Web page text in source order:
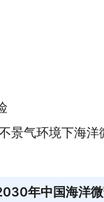
景气环境下海洋
年中国海洋